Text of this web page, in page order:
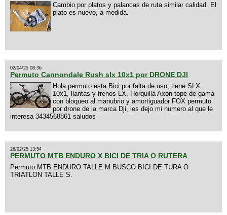
Cambio por platos y palancas de ruta similar calidad. El
plato es nuevo, a medida.
02/04/25 08:36
Permuto Cannondale Rush slx 10x1 por DRONE DJI
Hola permuto esta Bici por falta de uso, tiene SLX
10x1, llantas y frenos LX, Horquilla Axon tope de gama
con bloqueo al manubrio y amortiguador FOX permuto
por drone de la marca Dji, les dejo mi numero al que le
interesa 3434568861 saludos
26/02/25 13:54
PERMUTO MTB ENDURO X BICI DE TRIA O RUTERA
Permuto MTB ENDURO TALLE M BUSCO BICI DE TURA O
TRIATLON TALLE S.